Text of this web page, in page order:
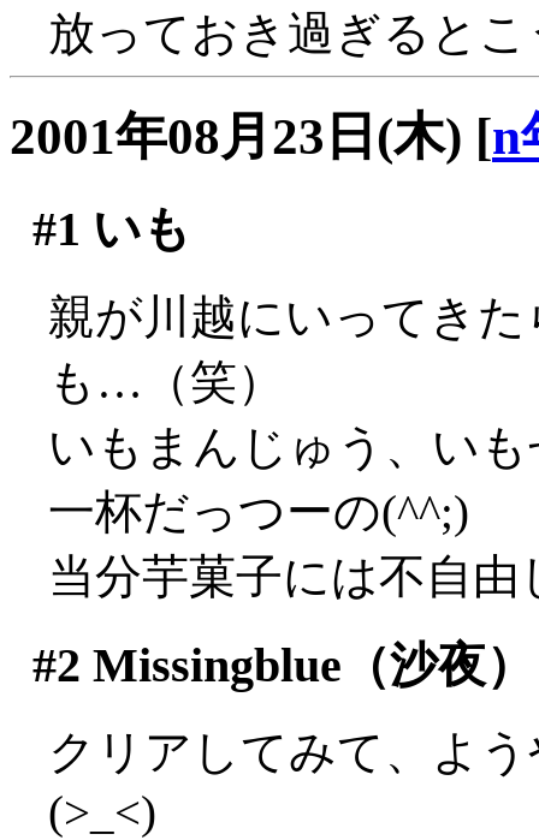
放っておき過ぎると
2001年08月23日(木) [n
#1 いも
親が川越にいってき
も…（笑）
いもまんじゅう、い
一杯だっつーの(^^;)
当分芋菓子には不自
#2 Missingblue（沙夜）
クリアしてみて、よ
(>_<)